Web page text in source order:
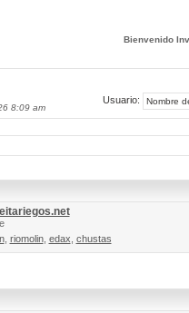
Bienvenido
8:09 am
Usuario:
, riomolin, edax chustas